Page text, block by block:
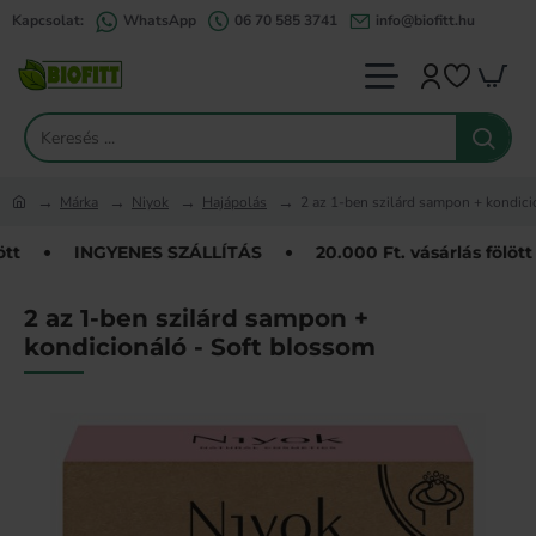
Kapcsolat: WhatsApp 06 70 585 3741 info@biofitt.hu
Keresés
Márka Niyok Hajápolás 2 az 1-ben szilárd sampon +
INGYENES SZÁLLÍTÁS 20.000 Ft. vásárlás fölött
2 az 1-ben szilárd sampon +
kondicionáló - Soft blossom